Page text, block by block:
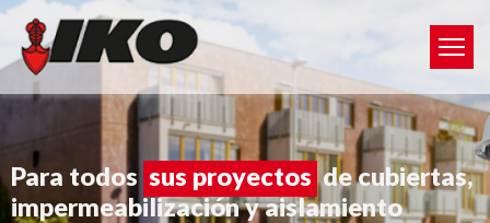
Para todos sus proyectos de cubiertas,
impermeabilización y aislamiento